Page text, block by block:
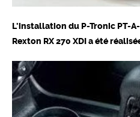
L'installation du P-Tronic PT-
Rexton RX 270 XDI a été